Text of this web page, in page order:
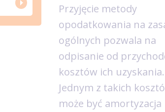
Przyjęcie metody
opodatkowania na
ogólnych pozwala na
odpisanie od
kosztów ich uzyskania.
Jednym z takich
może być amortyzacja